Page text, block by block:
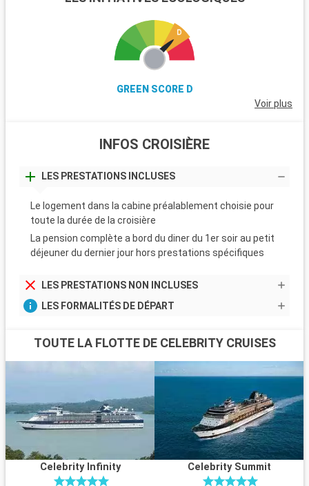
GREEN SCORE D
Voir plus
INFOS CROISIÈRE
LES PRESTATIONS INCLUSES
Le logement dans la cabine préalablement choisie pour
toute la durée de la croisière
La pension complète a bord du diner du 1er soir au petit
déjeuner du dernier jour hors prestations spécifiques
LES PRESTATIONS NON INCLUSES
LES FORMALITÉS DE DÉPART
TOUTE LA FLOTTE DE CELEBRITY CRUISES
Celebrity Infinity Celebrity Summit